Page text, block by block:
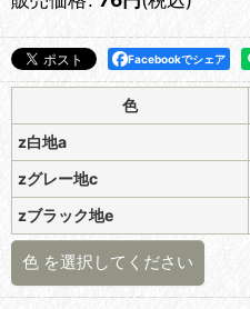
Facebookでシェア
色
z白地a
zグレー地c
zブラック地e
色 を選択してください